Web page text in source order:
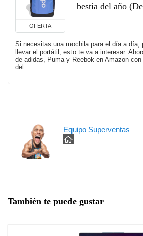
OFERTA
bestia del año
Si necesitas una mochila para el día a día,
llevar el portátil, esto te va a interesar.
de adidas, Puma y Reebok en Amazon
del ...
Equipo Superventas
También te puede gustar